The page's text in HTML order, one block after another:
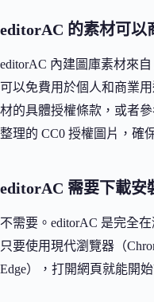
editorAC 的素材可以
editorAC 內建圖庫素材來
可以免費用於個人和商業
材的具體授權條款，或者參
整理的 CC0 授權圖片，確
editorAC 需要下載安
不需要。editorAC 是完全
只要使用現代瀏覽器（
Edge），打開網頁就能開始